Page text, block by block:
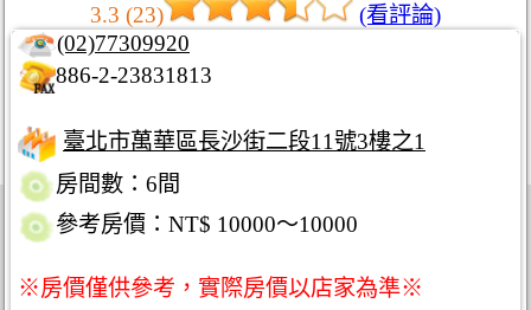
3.3 (23)
(看評論)
(02)77309920
886-2-23831813
臺北市萬華區長沙街二段11號3樓之1
房間數：6間
參考房價：NT$ 10000～10000
※房價僅供參考，實際房價以店家為準※